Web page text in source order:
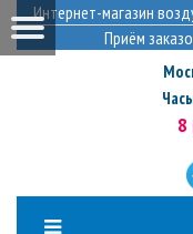
Интернет-магазин
Приём
8